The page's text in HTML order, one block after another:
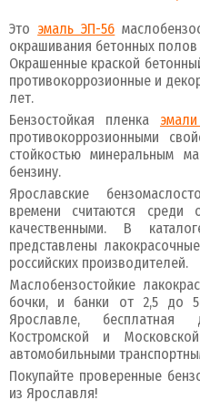
Это эмаль ЭП-56
окрашивания бетонных
Окрашенные краской
противокоррозионные и
лет.
Бензостойкая пленка
противокоррозионными
стойкостью минеральным
бензину.
Ярославские
времени считаются среди
качественными. В
представлены
российских производителей.
Маслобензостойкие
бочки, и банки от 2,5 до
Ярославле, бесплатная
Костромской и
автомобильными
Покупайте проверенные
из Ярославля!